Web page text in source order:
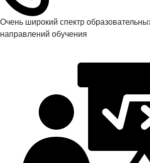
Очень широкий спектр
направлений обучения